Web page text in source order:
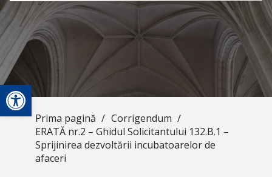
Deschide bara de unelte
Prima pagină / Corrigendum /
ERATĂ nr.2 – Ghidul Solicitantului 132.B.1 –
Sprijinirea dezvoltării incubatoarelor de
afaceri